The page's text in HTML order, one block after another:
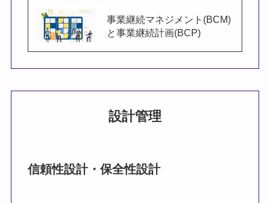
事業継続マネジメント(BCM)
と事業継続計画(BCP)
設計管理
信頼性設計・保全性設計